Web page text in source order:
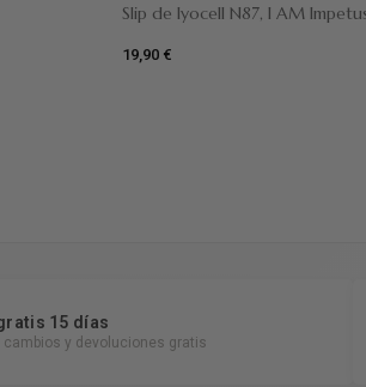
Slip de lyocell N87, I AM
19,90 €
15 días
cambios y devoluciones gratis